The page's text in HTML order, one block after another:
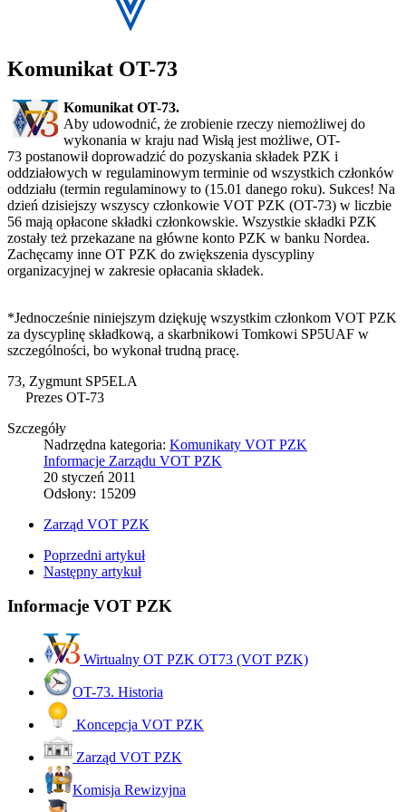
Komunikat OT-73
Komunikat OT-73.
Aby udowodnić, że zrobienie rzeczy niemożliwej do
wykonania w kraju nad Wisłą jest możliwe, OT-
73 postanowił doprowadzić do pozyskania składek PZK i
oddziałowych w regulaminowym terminie od wszystkich członków
oddziału (termin regulaminowy to (15.01 danego roku). Sukces! Na
dzień dzisiejszy wszyscy członkowie VOT PZK (OT-73) w liczbie
56 mają opłacone składki członkowskie. Wszystkie składki PZK
zostały też przekazane na główne konto PZK w banku Nordea.
Zachęcamy inne OT PZK do zwiększenia dyscypliny
organizacyjnej w zakresie opłacania składek.
*Jednocześnie niniejszym dziękuję wszystkim członkom VOT PZK
za dyscyplinę składkową, a skarbnikowi Tomkowi SP5UAF w
szczególności, bo wykonał trudną pracę.
73, Zygmunt SP5ELA
Prezes OT-73
Szczegóły
Nadrzędna kategoria: Komunikaty VOT PZK
Informacje Zarządu VOT PZK
20 styczeń 2011
Odsłony: 15209
Zarząd VOT PZK
Poprzedni artykuł
Następny artykuł
Informacje VOT PZK
Wirtualny OT PZK OT73 (VOT PZK)
OT-73. Historia
Koncepcja VOT PZK
Zarząd VOT PZK
Komisja Rewizyjna